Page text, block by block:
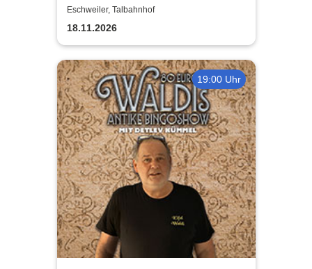
of Pink Floyd / Early Years:
Meddle
Eschweiler, Talbahnhof
18.11.2026
19:00 Uhr